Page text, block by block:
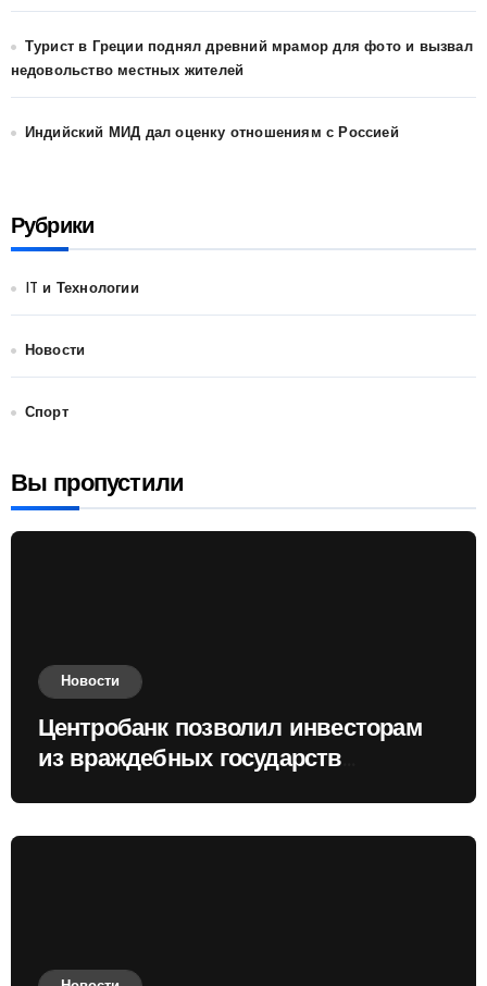
Турист в Греции поднял древний мрамор для фото и вызвал
недовольство местных жителей
Индийский МИД дал оценку отношениям с Россией
Рубрики
IT и Технологии
Новости
Спорт
Вы пропустили
Новости
Центробанк позволил инвесторам
из враждебных государств